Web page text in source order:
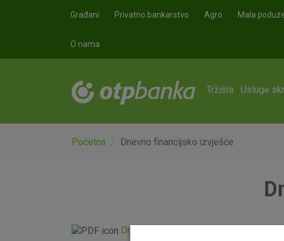
Građani Privatno bankarstvo Agro Mala
O nama
Tržišta Usluge
Početna Dnevno financijsko izvješće
Dnevno financijsko izvješće.pdf